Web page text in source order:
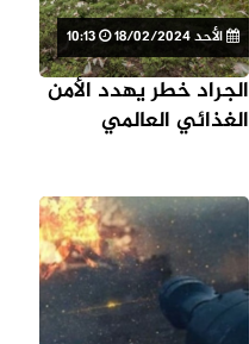
الأحد 18/02/2024
الجراد خطر يهدد الأمن
الغذائي العالمي